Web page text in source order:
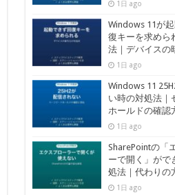
1日 ago
Windows 11が
復キーを求めら
法｜デバイスの
1日 ago
Windows 11
い時の対処法｜
ホールドの確認
1日 ago
SharePointの「
ーで開く」がで
処法｜代わりの
1日 ago